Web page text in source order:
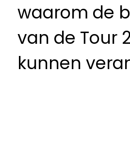
waarom de
van de Tour
kunnen